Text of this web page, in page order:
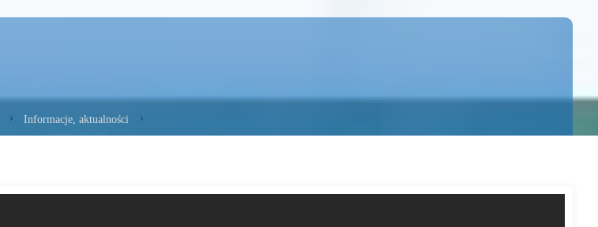
Strona
główna
Informacje, aktualności